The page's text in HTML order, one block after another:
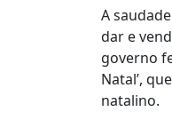
A
dar e
governo
Natal’,
natalino.